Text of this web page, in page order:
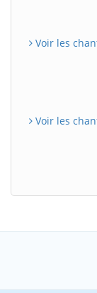
Voir les
Voir les